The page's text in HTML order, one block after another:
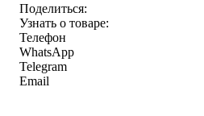
Поделиться:
Узнать о товаре:
Телефон
WhatsApp
Telegram
Email